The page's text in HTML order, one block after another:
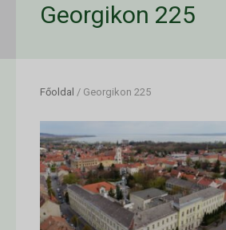
Georgikon 225
Főoldal / Georgikon 225